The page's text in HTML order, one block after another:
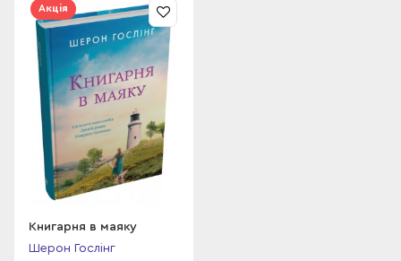
Акція
Книгарня в маяку
Шерон Гослінг